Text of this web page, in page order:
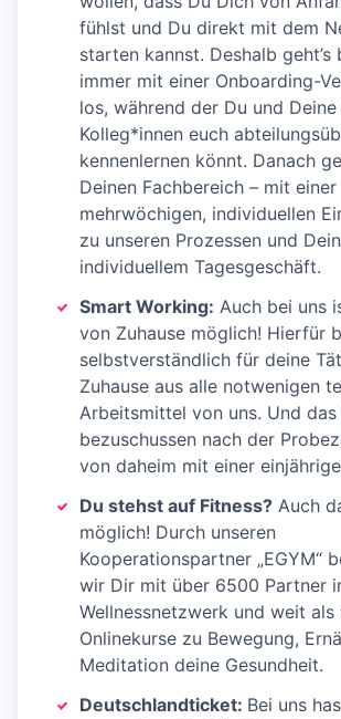
fühlst und Du direkt mit dem
starten kannst. Deshalb geht’s
immer mit einer Onboarding-
los, während der Du und Deine
Kolleg*innen euch
kennenlernen könnt. Danach
Deinen Fachbereich – mit einer
mehrwöchigen, individuellen
zu unseren Prozessen und
individuellem Tagesgeschäft.
Smart Working: Auch bei uns
von Zuhause möglich! Hierfür
selbstverständlich für deine
Zuhause aus alle notwenigen
Arbeitsmittel von uns. Und das
bezuschussen nach der
von daheim mit einer
Du stehst auf Fitness? Auch
möglich! Durch unseren
Kooperationspartner „EGYM“
wir Dir mit über 6500 Partner
Wellnessnetzwerk und weit
Onlinekurse zu Bewegung,
Meditation deine Gesundheit.
Deutschlandticket: Bei uns